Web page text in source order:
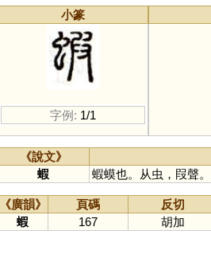
小篆
字例: 1/1
《說文》
蝦
蝦蟆也。从虫，叚聲。
《廣韻》 頁碼 反切
蝦
167 胡加